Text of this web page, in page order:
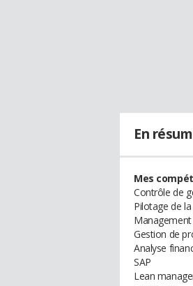
En
Mes
Contrôle de
Pilotage de
Management
Gestion de
Analyse
SAP
Lean